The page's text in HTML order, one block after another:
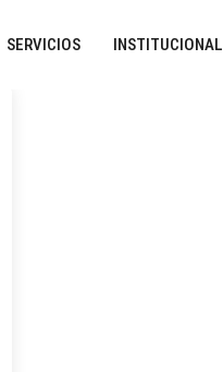
SERVICIOS INSTITUCIONAL